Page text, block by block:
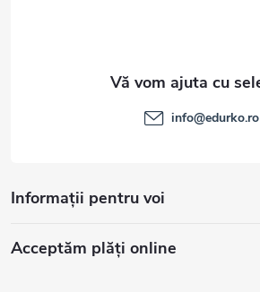
Informații pentru voi
Acceptăm plăţi online
info@edurko.ro